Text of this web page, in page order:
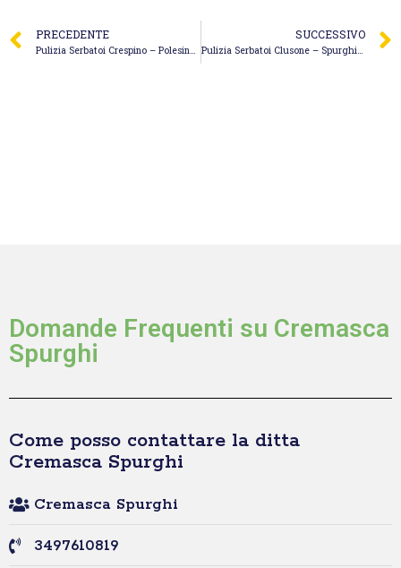
PRECEDENTE
Pulizia Serbatoi Crespino – Polesine Spurghi e Servizi S.r.l.
SUCCESSIVO
Pulizia Serbatoi Clusone – Spurghi Giudici Luigi
Domande Frequenti su Cremasca
Spurghi
Come posso contattare la ditta
Cremasca Spurghi
Cremasca Spurghi
3497610819